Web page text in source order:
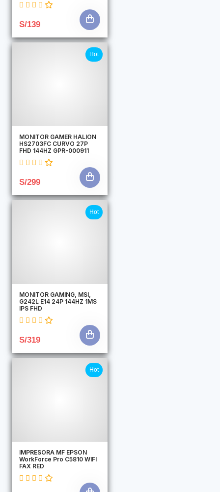
S/139
Hot
MONITOR GAMER HALION
HS2703FC CURVO 27P
FHD 144HZ GPR-000911
S/299
Hot
MONITOR GAMING, MSI,
G242L E14 24P 144HZ 1MS
IPS FHD
S/319
Hot
IMPRESORA MF EPSON
WorkForce Pro C5810 WIFI
FAX RED